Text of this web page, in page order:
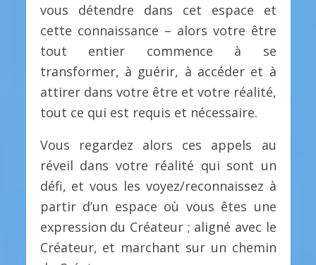
vous détendre dans cet espace et
cette connaissance – alors votre être
tout entier commence à se
transformer, à guérir, à accéder et à
attirer dans votre être et votre réalité,
tout ce qui est requis et nécessaire.
Vous regardez alors ces appels au
réveil dans votre réalité qui sont un
défi, et vous les voyez/reconnaissez à
partir d’un espace où vous êtes une
expression du Créateur ; aligné avec le
Créateur, et marchant sur un chemin